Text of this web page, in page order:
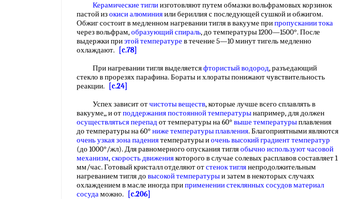
Керамические тиглиизготовляют путем обмазки вольфрамовых корзинок
пастой изокиси алюминияили бериллия с последующей сушкой и обжигом.
Обжиг состоит в медленном нагревании тигля в вакууме припропускании тока
через вольфрам,образующий спираль, до температуры 1200—1500°. После
выдержки приэтой температуре в течение 5—10 минут тигель медленно
охлаждают.
[c.78]
При нагревании тигля выделяетсяфтористый водород, разъедающий
стекло в прорезях парафина. Бораты и хлораты понижают чувствительность
реакции.
[c.24]
Успех зависит отчистоты веществ, которые лучше всего сплавлять в
вакууме,, и отподдержания постоянной температурынапример, для должен
осуществляться перепадот температуры на 60° выше температурыплавления
до температуры на 60° ниже температуры плавления. Благоприятными являются
очень узкаязона падениятемпературы иочень высокийградиент температур
(до 1000°/жл). Для равномерного опускания тигляобычно используютчасовой
механизм,скорость движениякоторого в случае солевых расплавов составляет 1
мм/час. Готовый кристалл отделяют отстенок тиглянепродолжительным
нагреванием тигля до высокой температурыи затем в некоторых случаях
охлаждением в масле иногда приприменении стеклянныхсосудов материал
сосудаможно.
[c.206]